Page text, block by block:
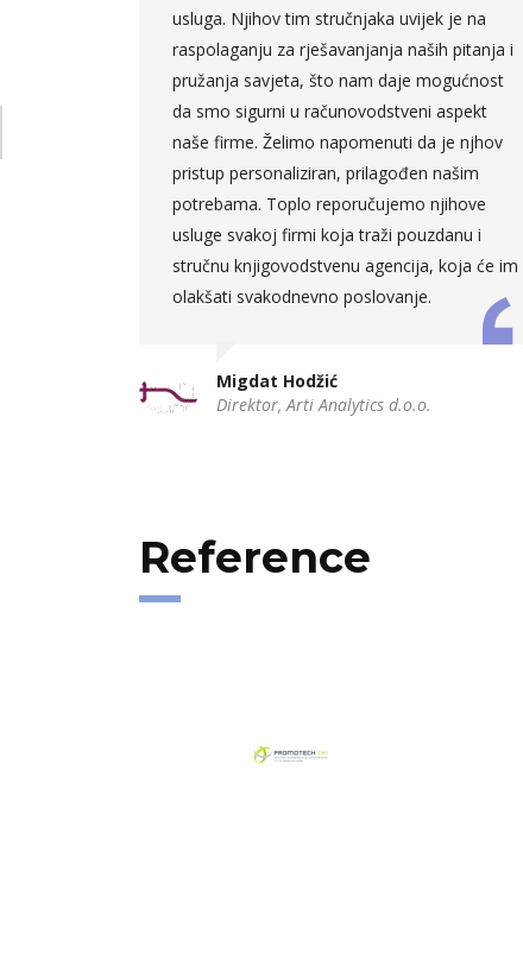
usluga. Njihov tim stručnjaka uvijek je na
raspolaganju za rješavanjanja naših pitanja i
pružanja savjeta, što nam daje mogućnost
da smo sigurni u računovodstveni aspekt
naše firme. Želimo napomenuti da je njhov
pristup personaliziran, prilagođen našim
potrebama. Toplo reporučujemo njihove
usluge svakoj firmi koja traži pouzdanu i
stručnu knjigovodstvenu agencija, koja će im
olakšati svakodnevno poslovanje.
Migdat Hodžić
Direktor, Arti Analytics d.o.o.
Reference